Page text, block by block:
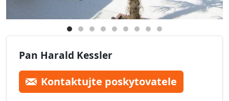
Pan Harald Kessler
Kontaktujte poskytovatele